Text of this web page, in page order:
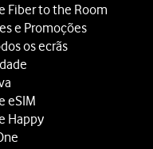
Fiber to the Room
e Promoções
os ecrãs
eSIM
Happy